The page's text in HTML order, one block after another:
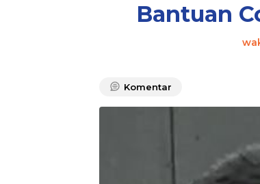
Bantuan
Komentar